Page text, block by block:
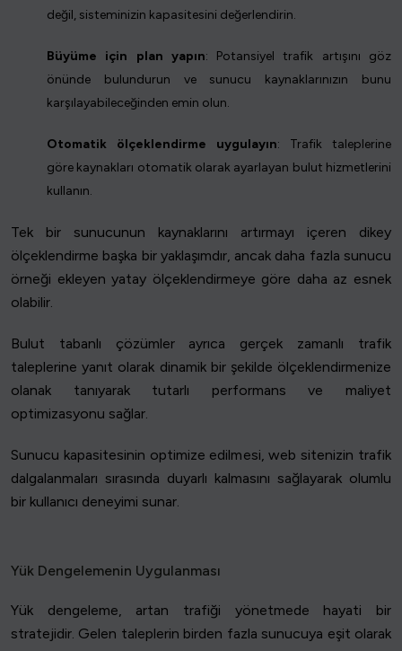
değil, sisteminizin kapasitesini değerlendirin.
Büyüme için plan yapın: Potansiyel trafik artışını göz
önünde bulundurun ve sunucu kaynaklarınızın bunu
karşılayabileceğinden emin olun.
Otomatik ölçeklendirme uygulayın: Trafik taleplerine
göre kaynakları otomatik olarak ayarlayan bulut hizmetlerini
kullanın.
Tek bir sunucunun kaynaklarını artırmayı içeren dikey
ölçeklendirme başka bir yaklaşımdır, ancak daha fazla sunucu
örneği ekleyen yatay ölçeklendirmeye göre daha az esnek
olabilir.
Bulut tabanlı çözümler ayrıca gerçek zamanlı trafik
taleplerine yanıt olarak dinamik bir şekilde ölçeklendirmenize
olanak tanıyarak tutarlı performans ve maliyet
optimizasyonu sağlar.
Sunucu kapasitesinin optimize edilmesi, web sitenizin trafik
dalgalanmaları sırasında duyarlı kalmasını sağlayarak olumlu
bir kullanıcı deneyimi sunar.
Yük Dengelemenin Uygulanması
Yük dengeleme, artan trafiği yönetmede hayati bir
stratejidir. Gelen taleplerin birden fazla sunucuya eşit olarak